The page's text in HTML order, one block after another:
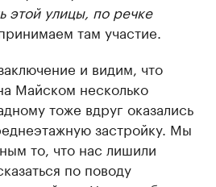
этой улицы, по речке
там участие.
и видим, что
Майском несколько
тоже вдруг оказались
застройку. Мы
то, что нас лишили
по поводу